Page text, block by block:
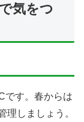
気をつ
です。春からは
理しましょう。